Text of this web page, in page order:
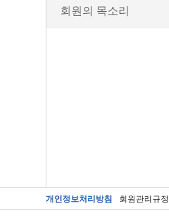
회원의 목소리
개인정보처리방침 회원관리규정